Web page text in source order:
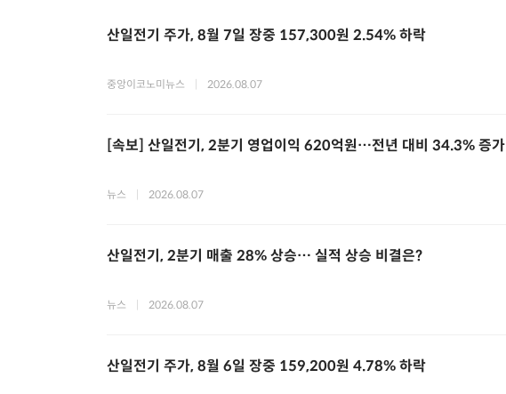
산일전기 주가, 8월 7일 장중 157,300원 2.54% 하락
중앙이코노미뉴스 2026.08.07
[속보] 산일전기, 2분기 영업이익 620억원…전년 대비 34.3% 증가
뉴스 2026.08.07
산일전기, 2분기 매출 28% 상승… 실적 상승 비결은?
뉴스 2026.08.07
산일전기 주가, 8월 6일 장중 159,200원 4.78% 하락